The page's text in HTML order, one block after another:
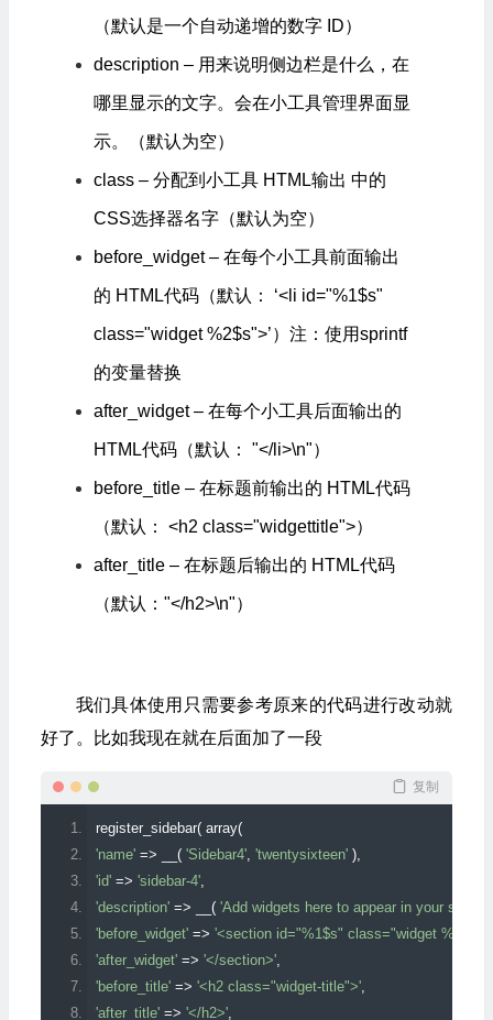
（默认是一个自动递增的数字 ID）
description – 用来说明侧边栏是什么，在
哪里显示的文字。会在小工具管理界面显
示。（默认为空）
class – 分配到小工具 HTML输出 中的
CSS选择器名字（默认为空）
before_widget – 在每个小工具前面输出
的 HTML代码（默认： ‘<li id="%1$s"
class="widget %2$s">’）注：使用sprintf
的变量替换
after_widget – 在每个小工具后面输出的
HTML代码（默认： "</li>\n"）
before_title – 在标题前输出的 HTML代码
（默认： <h2 class="widgettitle">）
after_title – 在标题后输出的 HTML代码
（默认："</h2>\n"）
我们具体使用只需要参考原来的代码进行改动就
好了。比如我现在就在后面加了一段
复制
register_sidebar( array(
'name' => ( 'Sidebar4', 'twentysixteen' ),
'id' => 'sidebar-4',
'description' => ( 'Add widgets here to appear in your
'before_widget' => '<section id="%1$s" class="widget %2$s">'
'after_widget' => '</section>',
'before_title' => '<h2 class="widget-title">',
'after_title' => '</h2>',